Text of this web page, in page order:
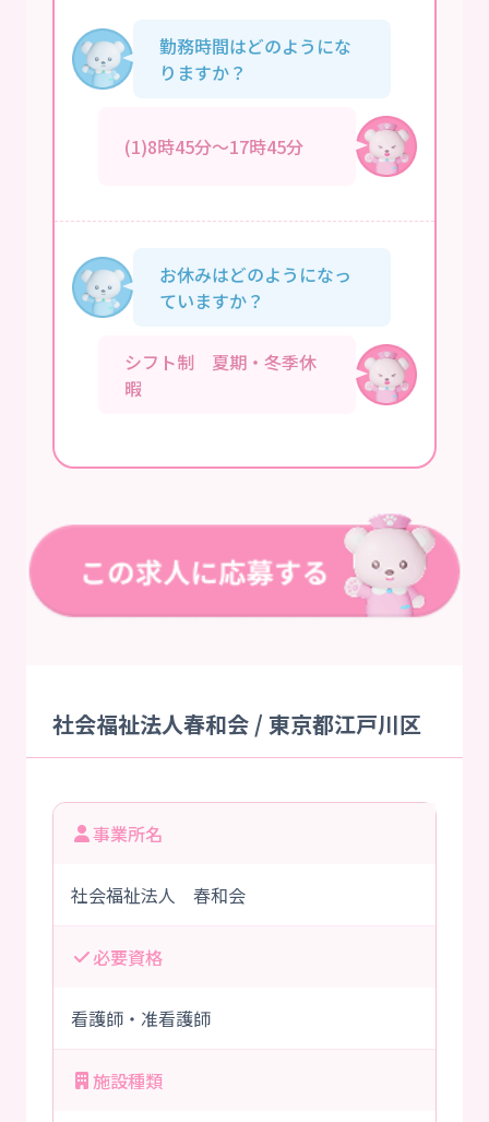
勤務時間はどのようにな
りますか？
(1)8時45分～17時45分
お休みはどのようになっ
ていますか？
シフト制 夏期・冬季休
暇
社会福祉法人春和会 / 東京都江戸川区
事業所名
社会福祉法人 春和会
必要資格
看護師・准看護師
施設種類